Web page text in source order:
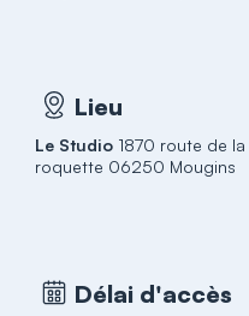
Lieu
Le Studio 1870 route de la
roquette 06250 Mougins
Délai d'accès